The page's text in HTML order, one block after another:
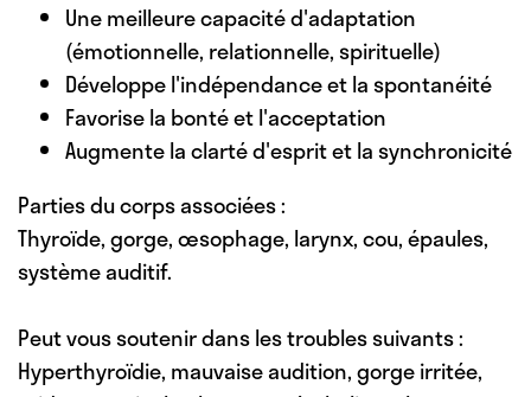
Une meilleure capacité d'adaptation
(émotionnelle, relationnelle, spirituelle)
Développe l'indépendance et la spontanéité
Favorise la bonté et l'acceptation
Augmente la clarté d'esprit et la synchronicité
Parties du corps associées :
Thyroïde, gorge, œsophage, larynx, cou, épaules,
système auditif.
Peut vous soutenir dans les troubles suivants :
Hyperthyroïdie, mauvaise audition, gorge irritée,